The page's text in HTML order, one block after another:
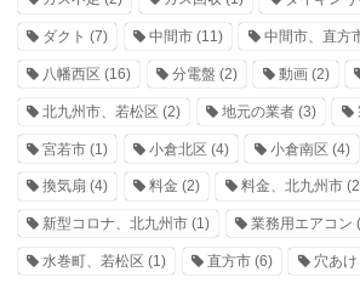
ダクト (7) 中間市(11) 中間市、直方
八幡西区 (16) 分電盤 (2) 動画(2)
北九州市、若松区 (2) 地元の業者(3)
宮若市 (1) 小倉北区 (4) 小倉南区 (4)
換気扇 (4) 料金 (2) 料金、北九州市
新型コロナ、北九州市 (1) 業務用エアコン
水巻町、若松区 (1) 直方市(6) 穴あけ